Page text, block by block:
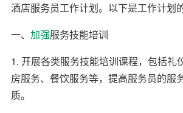
酒店服务员工作计划。以下是工作计划
一、 加强服务技能培训
1. 开展各类服务技能培训课程，包括礼
房服务、餐饮服务等，提高服务员的服
质。